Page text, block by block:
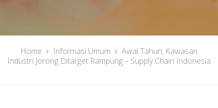
Home Informasi Umum
Awal Tahun, Kawasan
Industri Jorong Ditarget Rampung – Supply Chain Indonesia